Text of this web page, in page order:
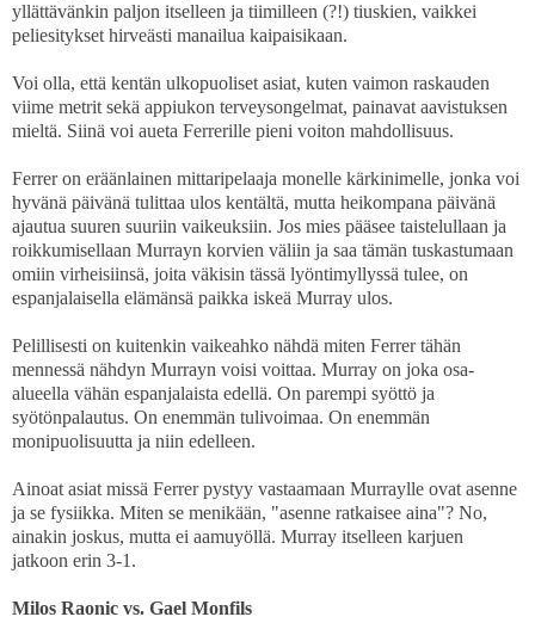
yllättävänkin paljon itselleen ja tiimilleen (?!) tiuskien, vaikkei
peliesitykset hirveästi manailua kaipaisikaan.
Voi olla, että kentän ulkopuoliset asiat, kuten vaimon raskauden
viime metrit sekä appiukon terveysongelmat, painavat aavistuksen
mieltä. Siinä voi aueta Ferrerille pieni voiton mahdollisuus.
Ferrer on eräänlainen mittaripelaaja monelle kärkinimelle, jonka voi
hyvänä päivänä tulittaa ulos kentältä, mutta heikompana päivänä
ajautua suuren suuriin vaikeuksiin. Jos mies pääsee taistelullaan ja
roikkumisellaan Murrayn korvien väliin ja saa tämän tuskastumaan
omiin virheisiinsä, joita väkisin tässä lyöntimyllyssä tulee, on
espanjalaisella elämänsä paikka iskeä Murray ulos.
Pelillisesti on kuitenkin vaikeahko nähdä miten Ferrer tähän
mennessä nähdyn Murrayn voisi voittaa. Murray on joka osa-
alueella vähän espanjalaista edellä. On parempi syöttö ja
syötönpalautus. On enemmän tulivoimaa. On enemmän
monipuolisuutta ja niin edelleen.
Ainoat asiat missä Ferrer pystyy vastaamaan Murraylle ovat asenne
ja se fysiikka. Miten se menikään, "asenne ratkaisee aina"? No,
ainakin joskus, mutta ei aamuyöllä. Murray itselleen karjuen
jatkoon erin 3-1.
Milos Raonic vs. Gael Monfils